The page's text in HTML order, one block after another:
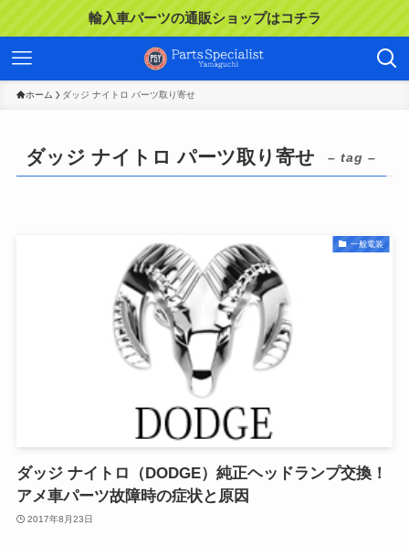
輸入車パーツの通販ショップはコチラ
ホーム ダッジ ナイトロ パーツ取り寄せ
ダッジ ナイトロ パーツ取り寄せ – tag –
一般電装
ダッジ ナイトロ（DODGE）純正ヘッドランプ交換！
アメ車パーツ故障時の症状と原因
2017年8月23日